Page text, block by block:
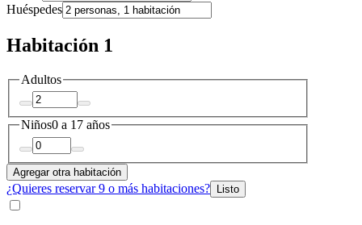
Huéspedes
Habitación 1
Adultos
Niños0 a 17 años
Agregar otra habitación
¿Quieres reservar 9 o más habitaciones? Listo